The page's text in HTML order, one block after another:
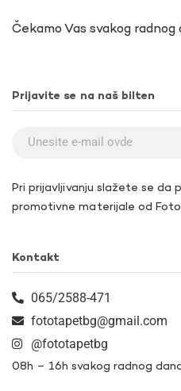
Čekamo Vas svakog radnog
Prijavite se na naš bilten
Pri prijavljivanju slažete se da
promotivne materijale od
Kontakt
065/2588-471
fototapetbg@gmail.com
@fototapetbg
08h – 16h svakog radnog